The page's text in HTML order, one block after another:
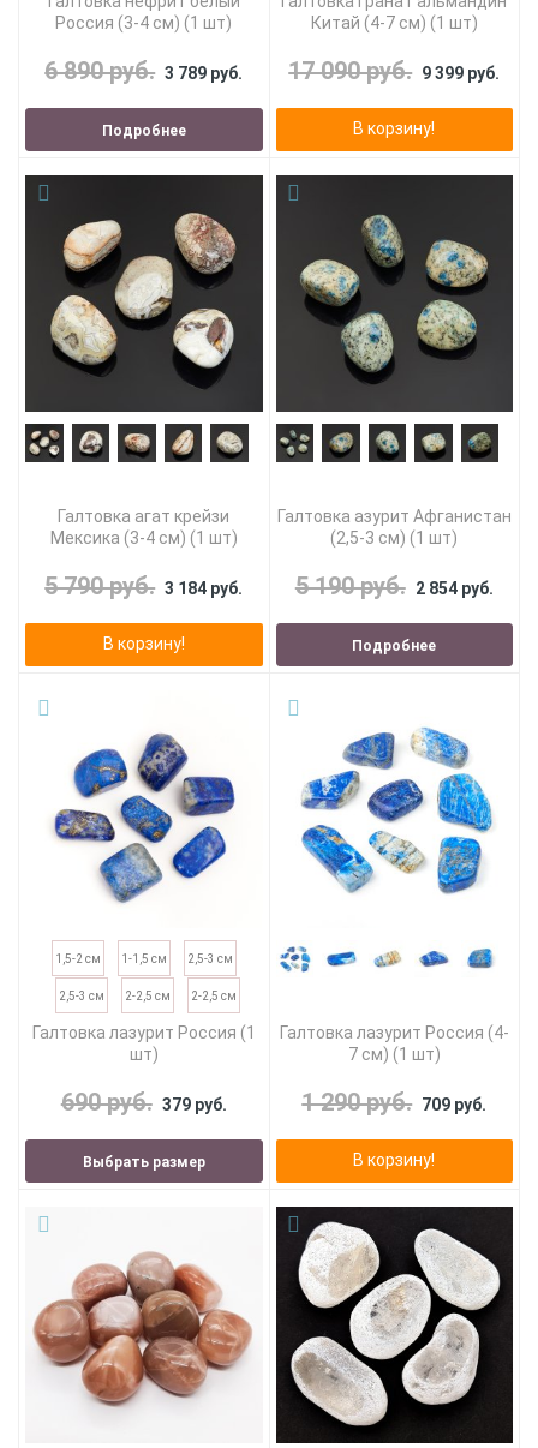
Россия (3-4 см) (1 шт)
6 890 руб. 3 789 руб.
Подробнее
Китай (4-7 см) (1 шт)
17 090 руб. 9 399 руб.
В корзину!
Галтовка агат крейзи
Мексика (3-4 см) (1 шт)
5 790 руб. 3 184 руб.
В корзину!
Галтовка азурит Афганистан
(2,5-3 см) (1 шт)
5 190 руб. 2 854 руб.
Подробнее
1,5-2 см 1-1,5 см 2,5-3 см
2,5-3 см 2-2,5 см 2-2,5 см
Галтовка лазурит Россия (1
шт)
690 руб. 379 руб.
Выбрать размер
Галтовка лазурит Россия (4-
7 см) (1 шт)
1 290 руб. 709 руб.
В корзину!